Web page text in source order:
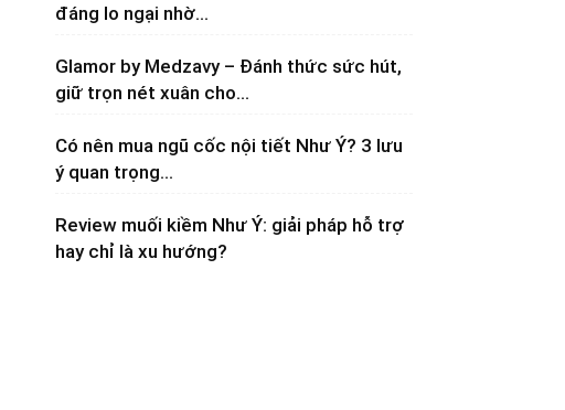
đáng lo ngại nhờ...
Glamor by Medzavy – Đánh thức sức hút,
giữ trọn nét xuân cho...
Có nên mua ngũ cốc nội tiết Như Ý? 3 lưu
ý quan trọng...
Review muối kiềm Như Ý: giải pháp hỗ trợ
hay chỉ là xu hướng?